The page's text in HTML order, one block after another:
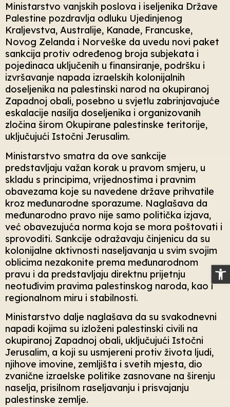
Ministarstvo vanjskih poslova i iseljenika Države
Palestine pozdravlja odluku Ujedinjenog
Kraljevstva, Australije, Kanade, Francuske,
Novog Zelanda i Norveške da uvedu novi paket
sankcija protiv određenog broja subjekata i
pojedinaca uključenih u finansiranje, podršku i
izvršavanje napada izraelskih kolonijalnih
doseljenika na palestinski narod na okupiranoj
Zapadnoj obali, posebno u svjetlu zabrinjavajuće
eskalacije nasilja doseljenika i organizovanih
zločina širom Okupirane palestinske teritorije,
uključujući Istočni Jerusalim.
Ministarstvo smatra da ove sankcije
predstavljaju važan korak u pravom smjeru, u
skladu s principima, vrijednostima i pravnim
obavezama koje su navedene države prihvatile
kroz međunarodne sporazume. Naglašava da
međunarodno pravo nije samo politička izjava,
već obavezujuća norma koja se mora poštovati i
sprovoditi. Sankcije odražavaju činjenicu da su
kolonijalne aktivnosti naseljavanja u svim svojim
oblicima nezakonite prema međunarodnom
pravu i da predstavljaju direktnu prijetnju
neotuđivim pravima palestinskog naroda, kao i
regionalnom miru i stabilnosti.
Ministarstvo dalje naglašava da su svakodnevni
napadi kojima su izloženi palestinski civili na
okupiranoj Zapadnoj obali, uključujući Istočni
Jerusalim, a koji su usmjereni protiv života ljudi,
njihove imovine, zemljišta i svetih mjesta, dio
zvanične izraelske politike zasnovane na širenju
naselja, prisilnom raseljavanju i prisvajanju
palestinske zemlje.